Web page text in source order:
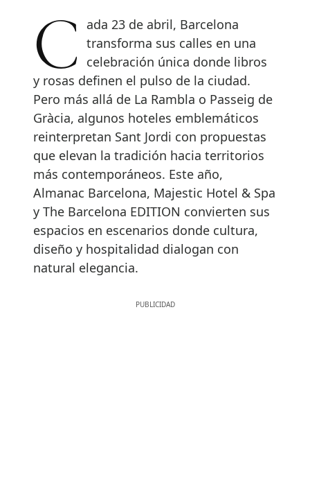
Cada 23 de abril, Barcelona
transforma sus calles en una
celebración única donde libros
y rosas definen el pulso de la ciudad.
Pero más allá de La Rambla o Passeig de
Gràcia, algunos hoteles emblemáticos
reinterpretan Sant Jordi con propuestas
que elevan la tradición hacia territorios
más contemporáneos. Este año,
Almanac Barcelona, Majestic Hotel & Spa
y The Barcelona EDITION convierten sus
espacios en escenarios donde cultura,
diseño y hospitalidad dialogan con
natural elegancia.